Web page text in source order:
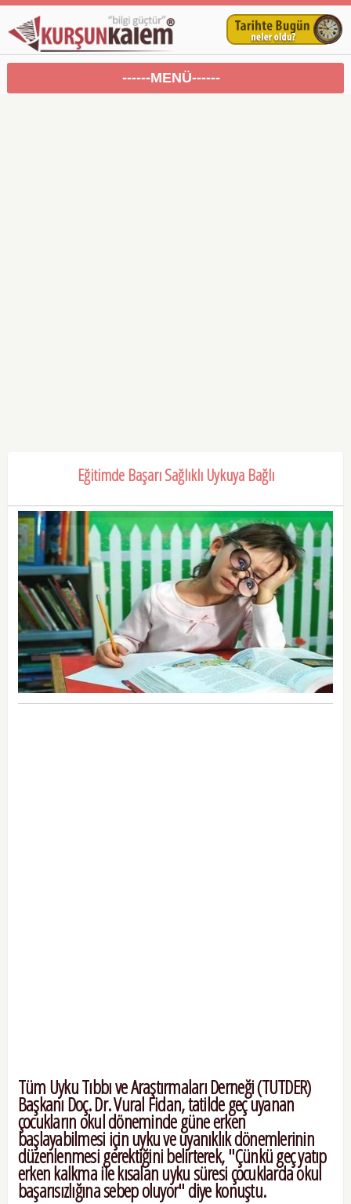
------MENÜ------
Eğitimde Başarı Sağlıklı Uykuya Bağlı
Tüm Uyku Tıbbı ve Araştırmaları Derneği (TUTDER)
Başkanı Doç. Dr. Vural Fidan, tatilde geç uyanan
çocukların okul döneminde güne erken
başlayabilmesi için uyku ve uyanıklık dönemlerinin
düzenlenmesi gerektiğini belirterek, "Çünkü geç yatıp
erken kalkma ile kısalan uyku süresi çocuklarda okul
başarısızlığına sebep oluyor" diye konuştu.